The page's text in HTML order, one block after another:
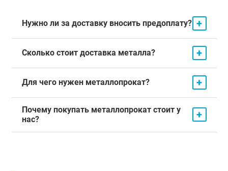
Нужно ли за доставку вносить предоплату? +
Сколько стоит доставка металла? +
Для чего нужен металлопрокат? +
Почему покупать металлопрокат стоит у
нас?
+